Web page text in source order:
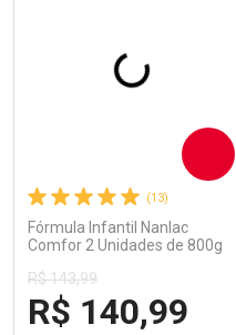
(13)
Fórmula Infantil Nanlac
Comfor 2 Unidades de 800g
R$ 143,99
R$ 140,99
Comprar